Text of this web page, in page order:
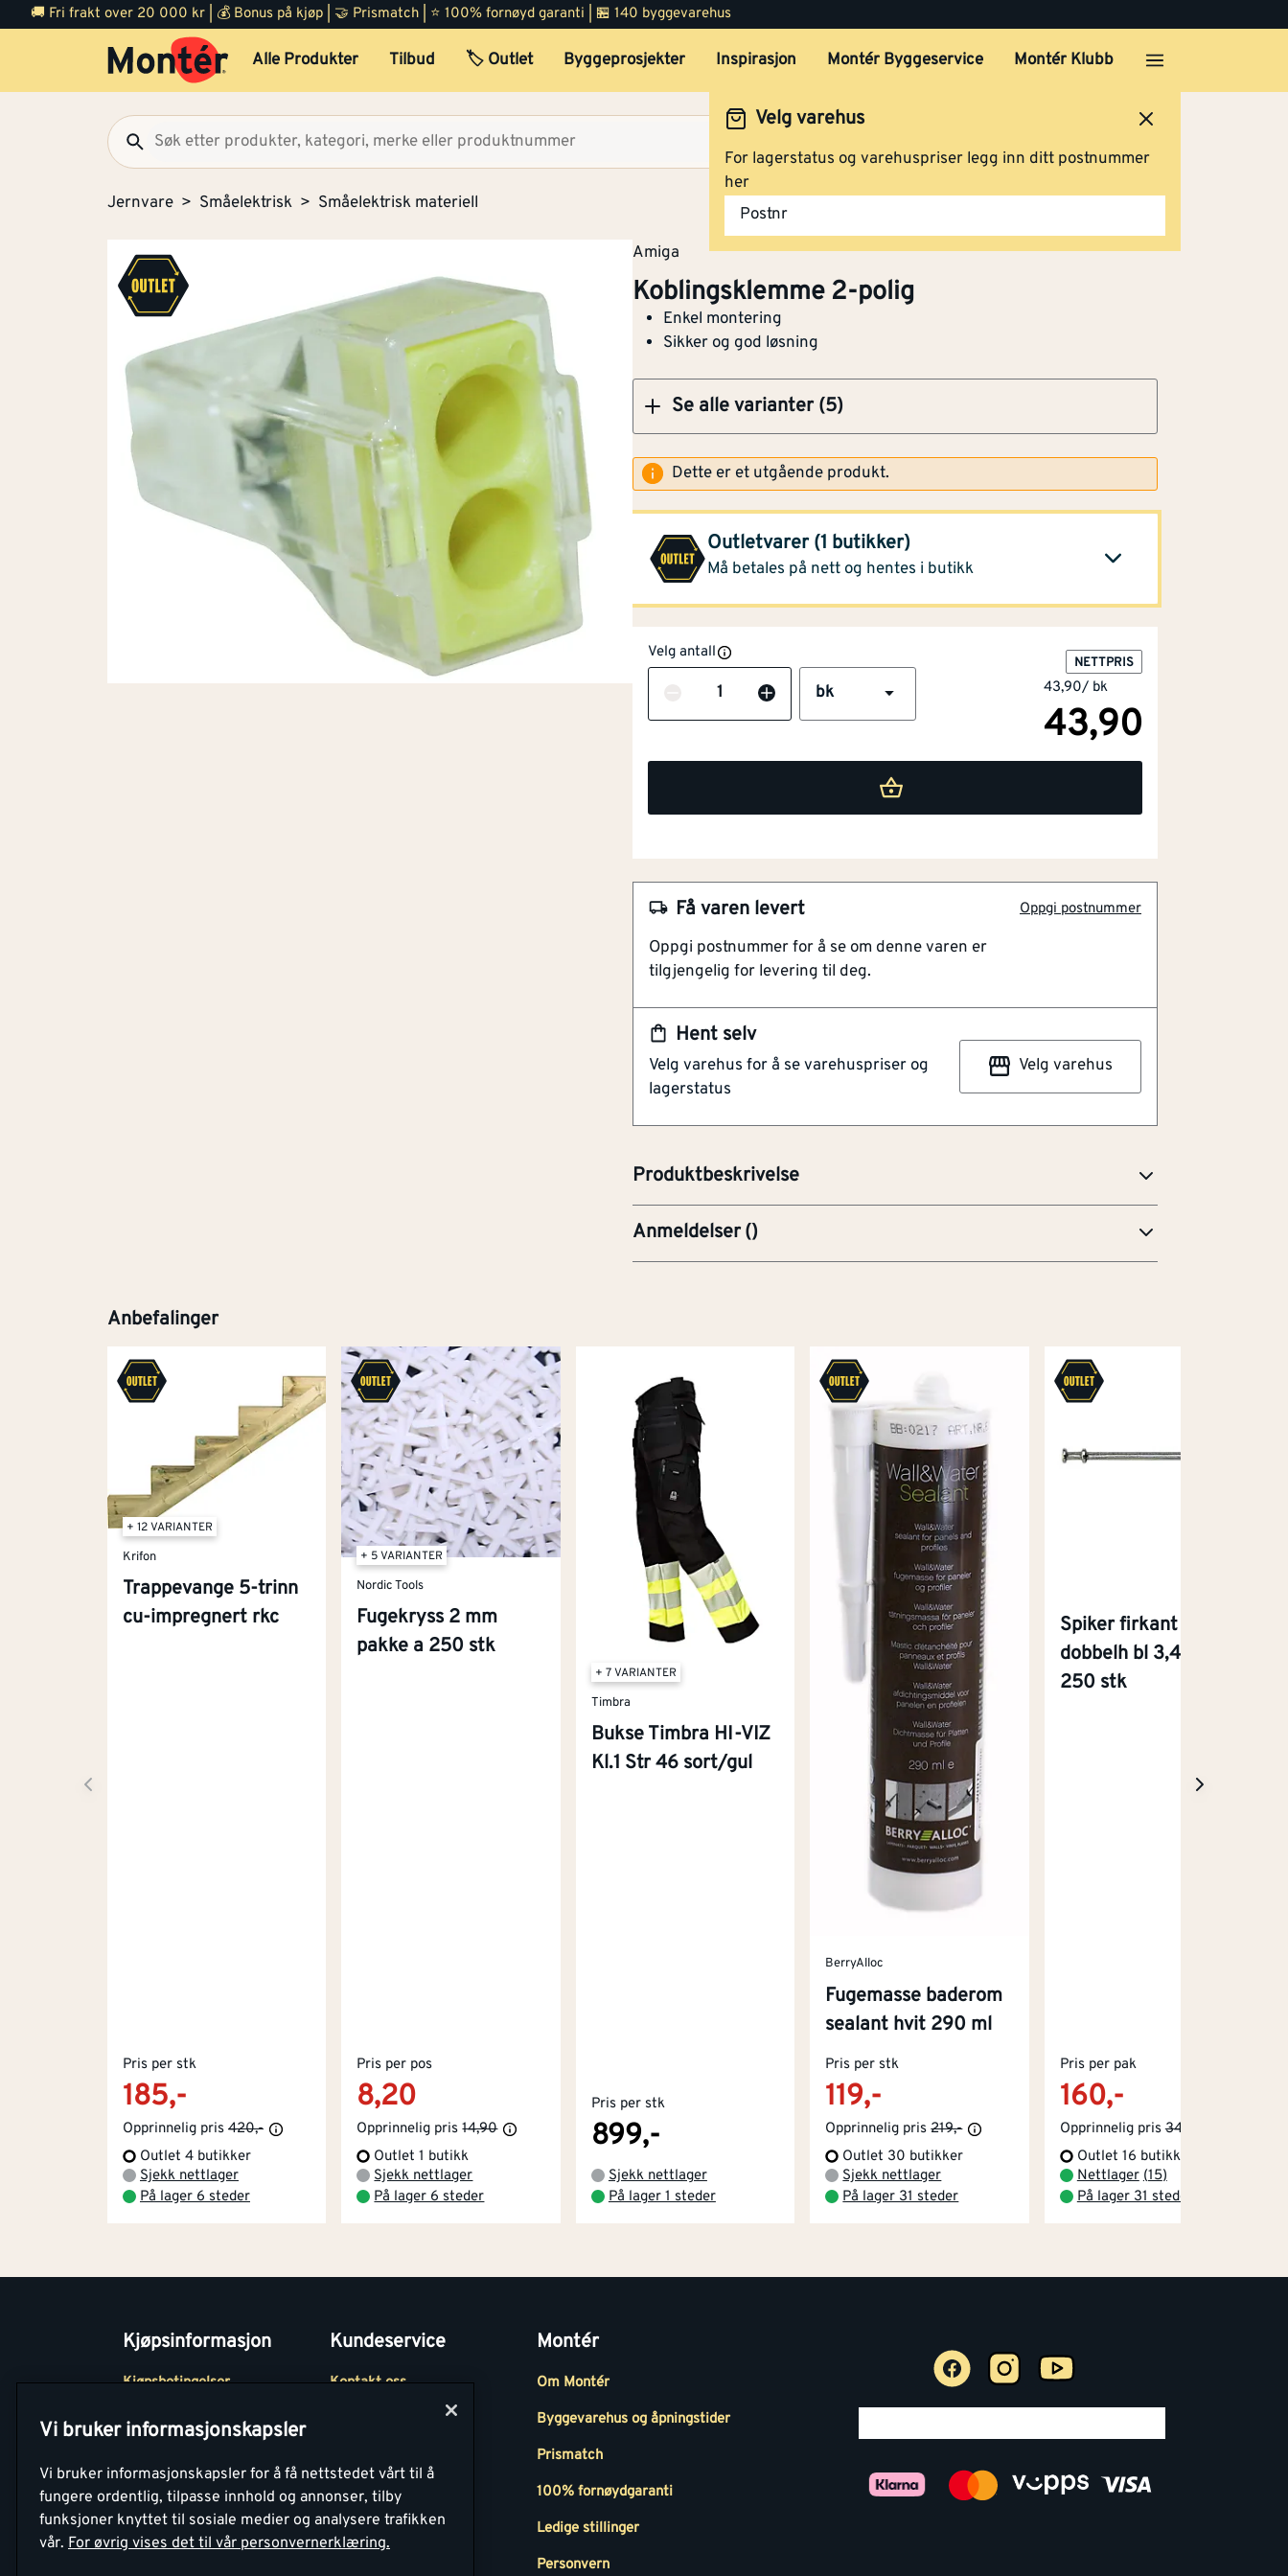
🚚 Fri frakt over 20 000 kr | 💰 Bonus på kjøp | 🤝 Prismatch | ⭐ 100% fornøyd garanti | 🏪 140 byggevarehus
Alle Produkter Tilbud 🏷️ Outlet Byggeprosjekter Inspirasjon Montér Byggeservice Montér Klubb
Velg varehus
For lagerstatus og varehuspriser legg inn ditt postnummer
her
Postnr
Jernvare Småelektrisk Småelektrisk materiell
Amiga
Koblingsklemme 2-polig
Enkel montering
Sikker og god løsning
Se alle varianter (5)
Koblingsklemme 6-pol
Koblingsklemme 2-polig
Dette er et utgående produkt.
Outletvarer (1 butikker)
Må betales på nett og hentes i butikk
Montér Nesbyen (7 bk)
Opprinnelig pris 43,90
Velg antall
Antall bk
NETTPRIS
43,90/ bk
43,90
Hent selv
Velg varehus for å se varehuspriser og
lagerstatus
Velg varehus
Få varen levert Oppgi postnummer
Oppgi postnummer for å se om denne varen er
tilgjengelig for levering til deg.
Produktbeskrivelse
NOBB 57253745
Enkel montering
Sikker og god løsning
Kan kun installeres av en registrert installasjonsvirksomhet
Anmeldelser()
Anbefalinger
+ 12 VARIANTER
Krifon
Trappevange 5-trinn
cu-impregnert rkc
Pris per stk
185,-
Opprinnelig pris 420,-
Outlet 4 butikker
Sjekk nettlager
På lager 6 steder
+ 5 VARIANTER
Nordic Tools
Fugekryss 2 mm
pakke a 250 stk
Pris per pos
8,20
Opprinnelig pris 14,90
Outlet 1 butikk
Sjekk nettlager
På lager 6 steder
+ 7 VARIANTER
Timbra
Bukse Timbra HI-VIZ
Kl.1 Str 46 sort/gul
Pris per stk
899,-
Sjekk nettlager
På lager 1 steder
BerryAlloc
Fugemasse baderom
sealant hvit 290 ml
Pris per stk
119,-
Opprinnelig pris 219,-
Outlet 30 butikker
Sjekk nettlager
På lager 31 steder
Spiker firkant
dobbelh bl 3,4-100
250 stk
Pris per pak
160,-
Opprinnelig pris 349,-
Outlet 16 butikker
Nettlager (15)
På lager 31 steder
Kjøpsinformasjon
Kjøpsbetingelser
Betaling
Retur- og
angrerettsskjema
Kundeservice
Kontakt oss
Medlemsavtaler
Montér Bedrift
Montér
Om Montér
Byggevarehus og åpningstider
Prismatch
100% fornøydgaranti
Ledige stillinger
Personvern
Vi bruker informasjonskapsler
Vi bruker informasjonskapsler for å få nettstedet vårt til å
fungere ordentlig, tilpasse innhold og annonser, tilby
funksjoner knyttet til sosiale medier og analysere trafikken
vår. For øvrig vises det til vår personvernerklæring.